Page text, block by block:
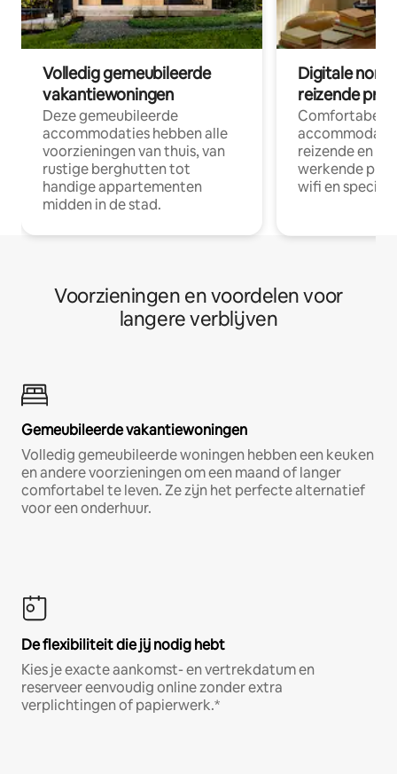
Volledig gemeubileerde
vakantiewoningen
Deze gemeubileerde
accommodaties hebben alle
voorzieningen van thuis, van
rustige berghutten tot
handige appartementen
midden in de stad.
Digitale
reizende
Comfortabele
reizende en
werkende
wifi en
Voorzieningen en voordelen voor
langere verblijven
Gemeubileerde vakantiewoningen
Volledig gemeubileerde woningen hebben een keuken
en andere voorzieningen om een maand of langer
comfortabel te leven. Ze zijn het perfecte alternatief
voor een onderhuur.
De flexibiliteit die jij nodig hebt
Kies je exacte aankomst- en vertrekdatum en
reserveer eenvoudig online zonder extra
verplichtingen of papierwerk.*